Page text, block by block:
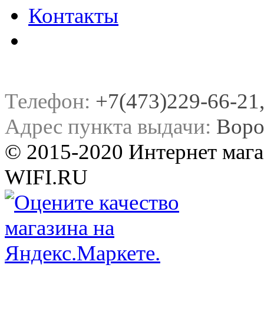
Контакты
Телефон: +7(473)229-66-
Адрес пункта выдачи:
© 2015-2020 Интернет
WIFI.RU